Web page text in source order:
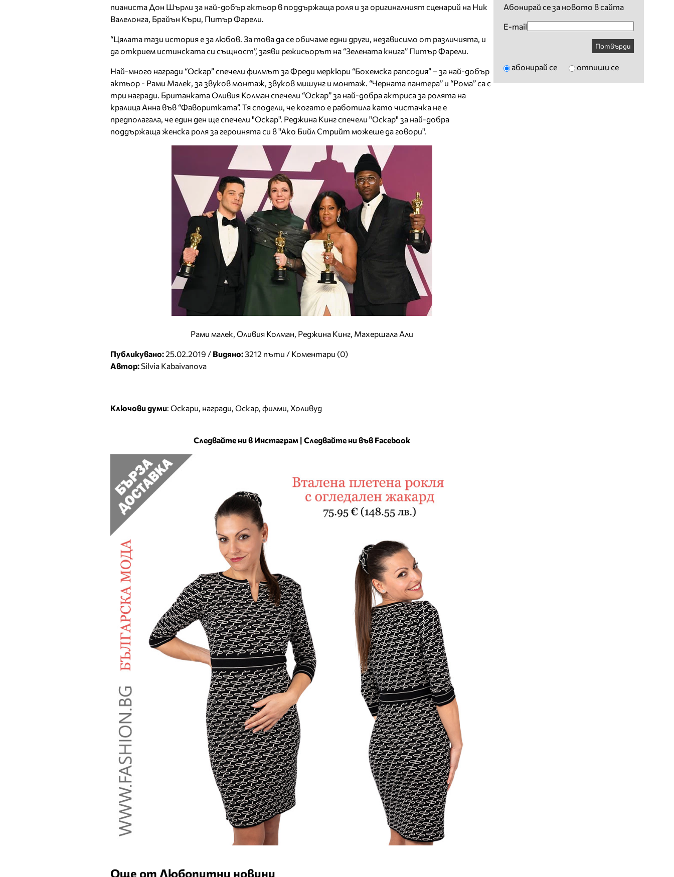
пианиста Дон Шърли за най-добър актьор в поддържаща роля и за оригиналният сценарий на Ник
Валелонга, Брайън Къри, Питър Фарели.
“Цялата тази история е за любов. За това да се обичаме едни други, независимо от различията, и
да открием истинската си същност”, заяви режисьорът на “Зелената книга” Питър Фарели.
Най-много награди “Оскар” спечели филмът за Фреди меркюри “Бохемска рапсодия” – за най-добър
актьор - Рами Малек, за звуков монтаж, звуков мишунг и монтаж. “Черната пантера” и “Рома” са с
три награди. Британката Оливия Колман спечели “Оскар” за най-добра актриса за ролята на
кралица Анна във “Фаворитката”. Тя сподели, че когато е работила като чистачка не е
предполагала, че един ден ще спечели "Оскар". Реджина Кинг спечели "Оскар" за най-добра
поддържаща женска роля за героинята си в "Ако Бийл Стрийт можеше да говори".
Рами малек, Оливия Колман, Реджина Кинг, Махершала Али
Публикувано:25.02.2019 / Видяно: 3212 пъти / Коментари (0)
Автор:Silvia Kabaivanova
Ключови думи: Оскари награди Оскар филми Холивуд
Следвайте ни в Инстаграм | Следвайте ни във Facebook
Още от Любопитни новини
Абонирай се за новото в сайта
E-mail
Потвърди
абонирай се отпиши се